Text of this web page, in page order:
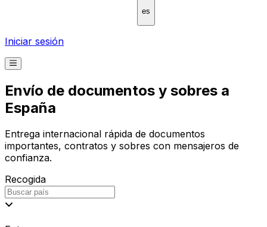
es
Iniciar sesión
Envío de documentos y sobres a
España
Entrega internacional rápida de documentos
importantes, contratos y sobres con mensajeros de
confianza.
Recogida